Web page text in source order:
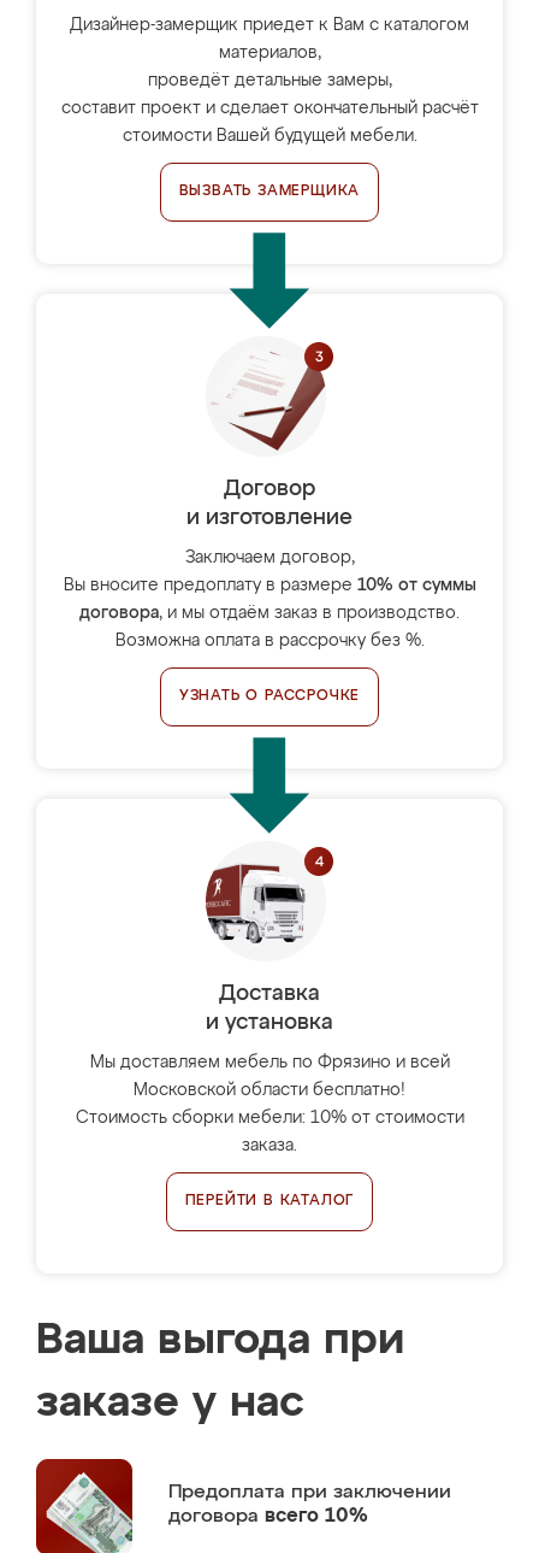
Дизайнер-замерщик приедет к Вам с каталогом
материалов,
проведёт детальные замеры,
составит проект и сделает окончательный расчёт
стоимости Вашей будущей мебели.
ВЫЗВАТЬ ЗАМЕРЩИКА
Договор
и изготовление
Заключаем договор,
Вы вносите предоплату в размере 10% от суммы
договора, и мы отдаём заказ в производство.
Возможна оплата в рассрочку без %.
УЗНАТЬ О РАССРОЧКЕ
Доставка
и установка
Мы доставляем мебель по Фрязино и всей
Московской области бесплатно!
Стоимость сборки мебели: 10% от стоимости
заказа.
ПЕРЕЙТИ В КАТАЛОГ
Ваша выгода при
заказе у нас
Предоплата при заключении
договора всего 10%